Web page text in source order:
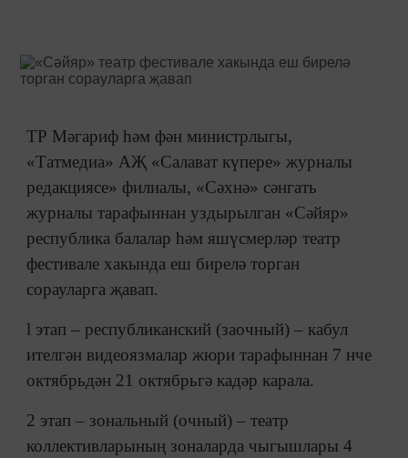
ТР Мәгариф һәм фән министрлыгы,
«Татмедиа» АҖ «Салават күпере» журналы
редакциясе» филиалы, «Сәхнә» сәнгать
журналы тарафыннан уздырылган «Сәйяр»
республика балалар һәм яшүсмерләр театр
фестивале хакында еш бирелә торган
сорауларга җавап.
l этап – республиканский (заочный) – кабул
ителгән видеоязмалар жюри тарафыннан 7 нче
октябрьдән 21 октябрьгә кадәр карала.
2 этап – зональный (очный) – театр
коллективларының зоналарда чыгышлары 4